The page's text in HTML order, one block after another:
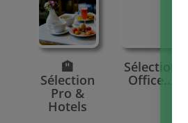
🏨
Sélection
Pro &
Hotels
Sélection
Office...